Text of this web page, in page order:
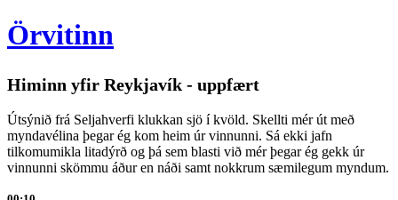
Örvitinn
Himinn yfir Reykjavík - uppfært
Útsýnið frá Seljahverfi klukkan sjö í kvöld. Skellti mér út með
myndavélina þegar ég kom heim úr vinnunni. Sá ekki jafn
tilkomumikla litadýrð og þá sem blasti við mér þegar ég gekk úr
vinnunni skömmu áður en náði samt nokkrum sæmilegum myndum.